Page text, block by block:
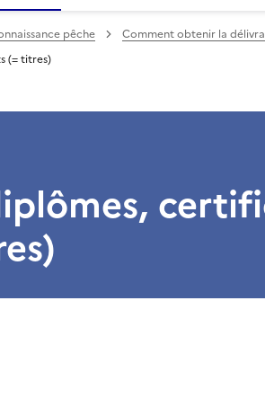
pêche Comment obtenir la
(= titres)